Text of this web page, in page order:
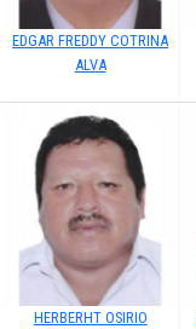
EDGAR FREDDY COTRINA
ALVA
HERBERHT OSIRIO